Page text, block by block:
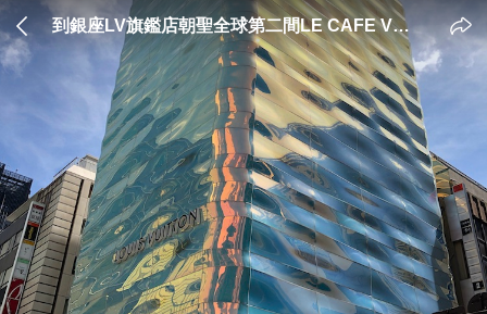
到銀座LV旗鑑店朝聖全球第二間LE CAFE V
咖啡廳，享受貴婦級午餐要花多少錢？